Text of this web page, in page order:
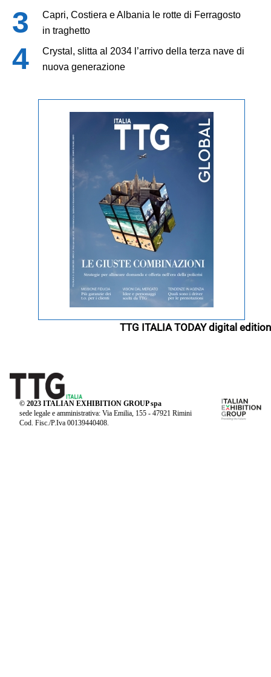
Capri, Costiera e Albania le rotte di Ferragosto
in traghetto
Crystal, slitta al 2034 l’arrivo della terza nave di
nuova generazione
TTG ITALIA TODAY digital edition
© 2023 ITALIAN EXHIBITION GROUP spa
sede legale e amministrativa: Via Emilia, 155 - 47921 Rimini
Cod. Fisc./P.Iva 00139440408.